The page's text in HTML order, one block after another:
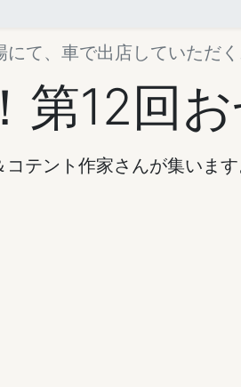
て、車で出店していただ
第12回
テント作家さんが集いま